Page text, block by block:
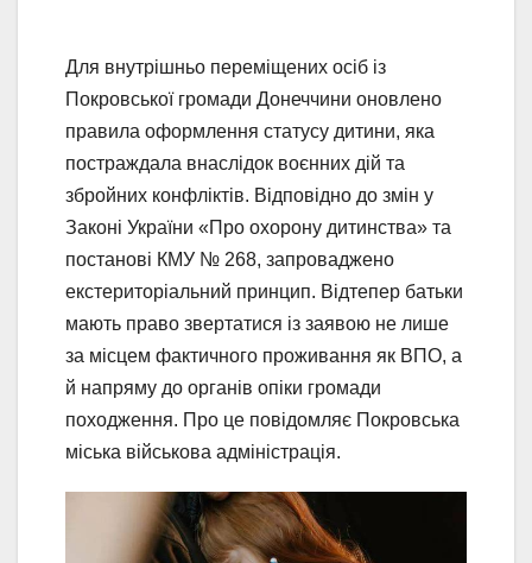
Для внутрішньо переміщених осіб із
Покровської громади Донеччини оновлено
правила оформлення статусу дитини, яка
постраждала внаслідок воєнних дій та
збройних конфліктів. Відповідно до змін у
Законі України «Про охорону дитинства» та
постанові КМУ № 268, запроваджено
екстериторіальний принцип. Відтепер батьки
мають право звертатися із заявою не лише
за місцем фактичного проживання як ВПО, а
й напряму до органів опіки громади
походження. Про це повідомляє Покровська
міська військова адміністрація.